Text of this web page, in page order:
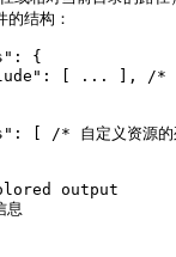
结构：
{
[ ... ], /*
[ /* 自定义资源的
output